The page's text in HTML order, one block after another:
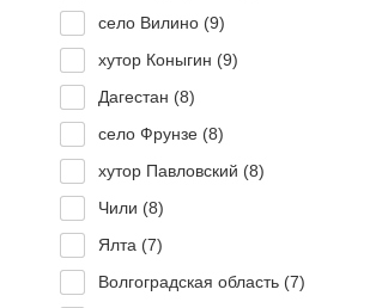
село Вилино (9)
хутор Коныгин (9)
Дагестан (8)
село Фрунзе (8)
хутор Павловский (8)
Чили (8)
Ялта (7)
Волгоградская область (7)